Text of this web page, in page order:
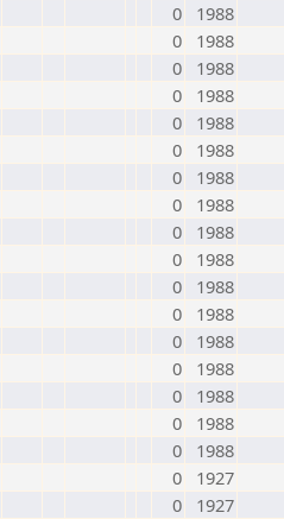
0
1988
0
1988
0
1988
0
1988
0
1988
0
1988
0
1988
0
1988
0
1988
0
1988
0
1988
0
1988
0
1988
0
1988
0
1988
0
1988
0
1988
0
1927
0
1927